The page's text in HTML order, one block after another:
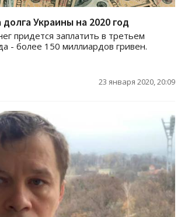
Украины на 2020 год
придется заплатить в третьем
- более 150 миллиардов гривен.
23 января 2020, 20:09